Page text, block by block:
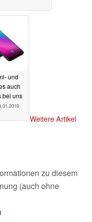
und
auch
bei uns
Weitere Artikel
zu diesem
(auch ohne